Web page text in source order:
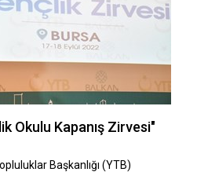
Okulu Kapanış Zirvesi"
Başkanlığı (YTB)